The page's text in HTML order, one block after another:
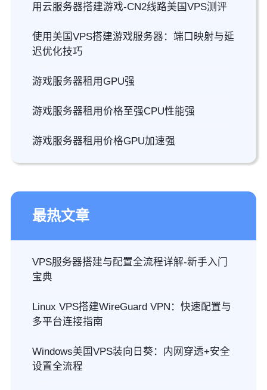
用云服务器搭建游戏-CN2线路美国VPS测评
使用美国VPS搭建游戏服务器：端口映射与延
迟优化技巧
游戏服务器租用GPU强
游戏服务器租用价格至强CPU性能强
游戏服务器租用价格GPU加速强
最热文章
VPS服务器搭建与配置全流程详解-新手入门
宝典
Linux VPS搭建WireGuard VPN：快速配置与
多平台连接指南
Windows美国VPS装向日葵：内网穿透+安全
设置全流程